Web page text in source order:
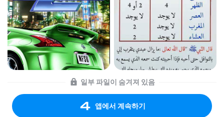
일부 파일이 숨겨져 있음
앱에서 계속하기